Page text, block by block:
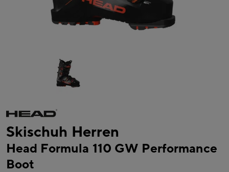
Skischuh Herren
Head Formula 110 GW Performance
Boot